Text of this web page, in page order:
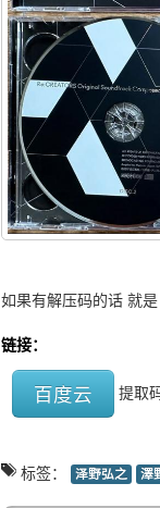
如果有解压码的话 就是
链接：
百度云 提取
标签： 泽野弘之 澤